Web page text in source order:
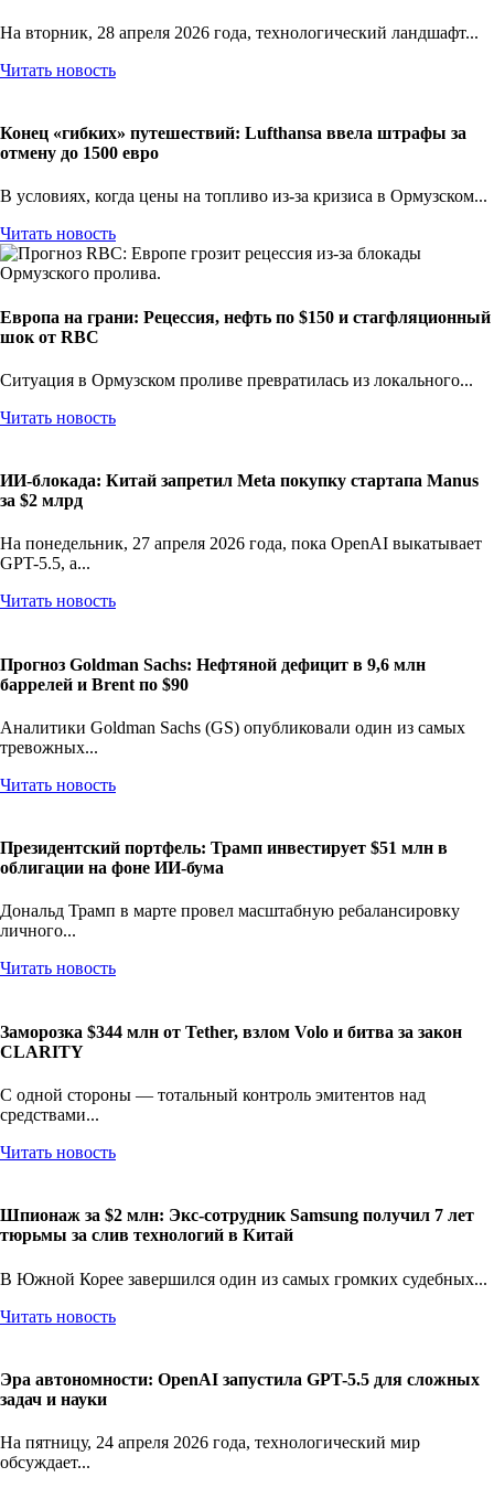
На вторник, 28 апреля 2026 года, технологический ландшафт...
Читать новость
Конец «гибких» путешествий: Lufthansa ввела штрафы за
отмену до 1500 евро
В условиях, когда цены на топливо из-за кризиса в Ормузском...
Читать новость
Европа на грани: Рецессия, нефть по $150 и стагфляционный
шок от RBC
Ситуация в Ормузском проливе превратилась из локального...
Читать новость
ИИ-блокада: Китай запретил Meta покупку стартапа Manus
за $2 млрд
На понедельник, 27 апреля 2026 года, пока OpenAI выкатывает
GPT-5.5, а...
Читать новость
Прогноз Goldman Sachs: Нефтяной дефицит в 9,6 млн
баррелей и Brent по $90
Аналитики Goldman Sachs (GS) опубликовали один из самых
тревожных...
Читать новость
Президентский портфель: Трамп инвестирует $51 млн в
облигации на фоне ИИ-бума
Дональд Трамп в марте провел масштабную ребалансировку
личного...
Читать новость
Заморозка $344 млн от Tether, взлом Volo и битва за закон
CLARITY
С одной стороны — тотальный контроль эмитентов над
средствами...
Читать новость
Шпионаж за $2 млн: Экс-сотрудник Samsung получил 7 лет
тюрьмы за слив технологий в Китай
В Южной Корее завершился один из самых громких судебных...
Читать новость
Эра автономности: OpenAI запустила GPT-5.5 для сложных
задач и науки
На пятницу, 24 апреля 2026 года, технологический мир
обсуждает...